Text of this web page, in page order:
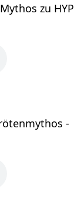
zu HYP
-